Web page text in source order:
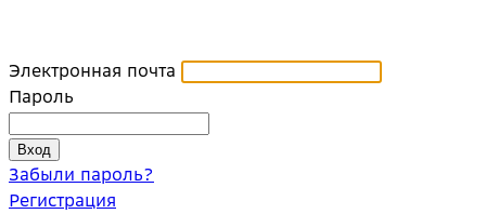
Электронная почта
Пароль
Забыли пароль?
Регистрация